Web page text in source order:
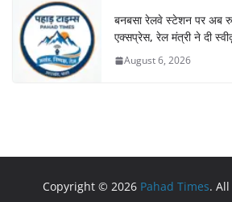
बनबसा रेलवे स्टेशन पर अब
एक्सप्रेस, रेल मंत्री ने दी
August 6, 2026
Copyright © 2026 Pahad Times.